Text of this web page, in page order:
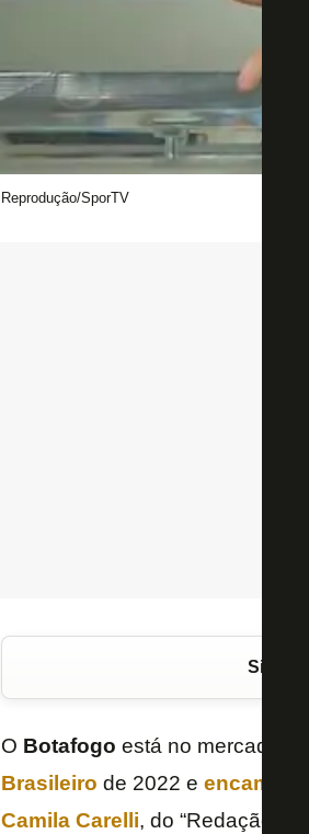
Reprodução/SporTV
Siga o
O Botafogo está no mercado,
Brasileiro de 2022 e
Camila Carelli, do “Redação